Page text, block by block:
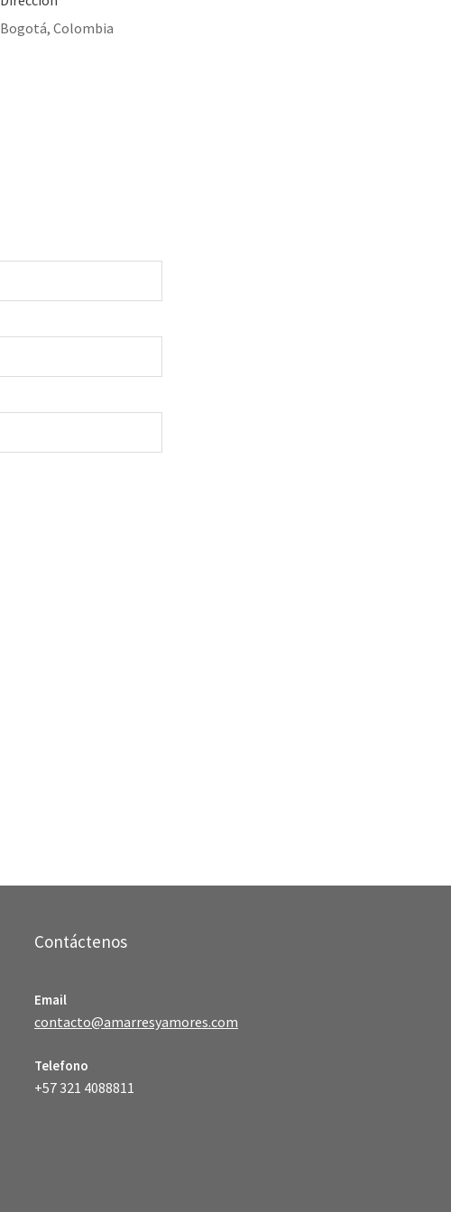
Bogotá, Colombia
Contáctenos
Email
contacto@amarresyamores.com
Telefono
+57 321 4088811